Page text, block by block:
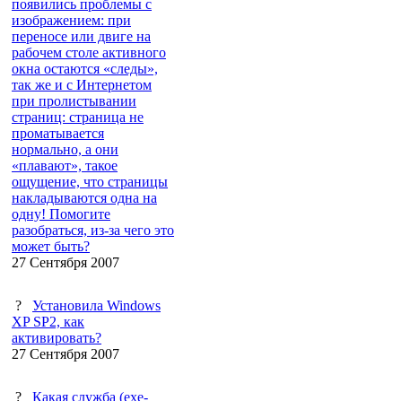
появились проблемы с
изображением: при
переносе или двиге на
рабочем столе активного
окна остаются «следы»,
так же и с Интернетом
при пролистывании
страниц: страница не
проматывается
нормально, а они
«плавают», такое
ощущение, что страницы
накладываются одна на
одну! Помогите
разобраться, из-за чего это
может быть?
27 Сентября 2007
?
Установила Windows
XP SP2, как
активировать?
27 Сентября 2007
? Какая служба (exe-